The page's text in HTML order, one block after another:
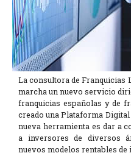
La consultora de Franquicias
marcha un nuevo servicio
franquicias españolas y de
creado una Plataforma
nueva herramienta es dar a
a inversores de diversos
nuevos modelos rentables de